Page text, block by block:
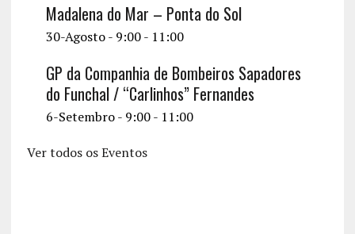
Madalena do Mar – Ponta do Sol
30-Agosto - 9:00- 11:00
GP da Companhia de Bombeiros Sapadores
do Funchal / “Carlinhos” Fernandes
6-Setembro - 9:00- 11:00
Ver todos os Eventos